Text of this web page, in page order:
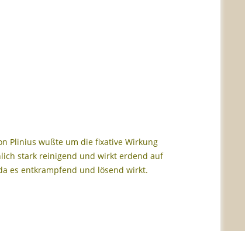
Plinius wußte um die fixative Wirkung
stark reinigend und wirkt erdend auf
es entkrampfend und lösend wirkt.